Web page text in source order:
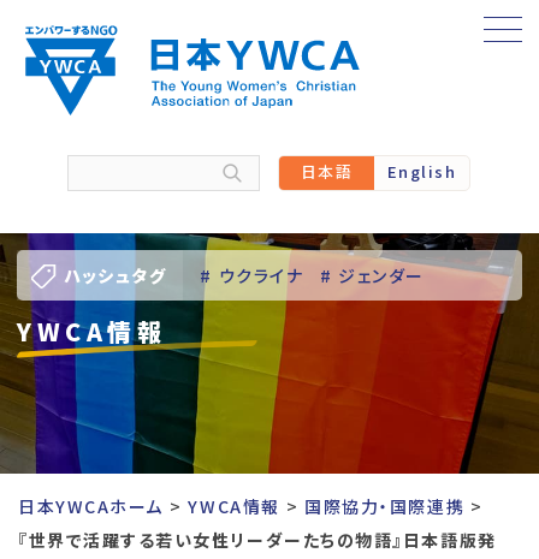
content
日本語 English
ハッシュタグ # ウクライナ # ジェンダー
# バーチャル訪問
# 人権 # 国際協力
# 地域YWCA
# 東日本大震災被災者支援
# 若い女性のリーダーシップ
YWCA情報
日本YWCAホーム YWCA情報
国際協力・国際連携
『世界で活躍する若い女性リーダーたちの物語』日本語版発